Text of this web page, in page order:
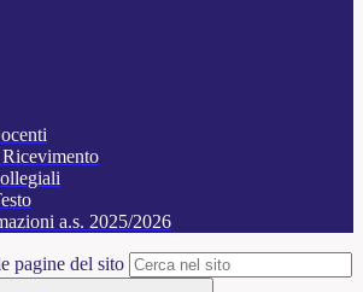
a.s. 2025/2026
pagine del sito